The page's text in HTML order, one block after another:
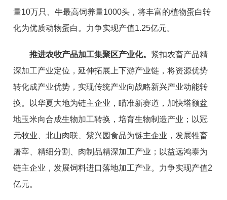
量10万只、牛最高饲养量1000头，将丰富的植物蛋白转
化为优质动物蛋白。 力争实现产值1.25亿元。
推进农牧产品加工集聚区产业化。 紧扣农畜产品精
深加工产业定位，延伸拓展上下游产业链，将资源优势
转化成产业优势， 实现传统产业向战略新兴产业动能转
换。以华夏大地为链主企业，瞄准新赛道，加快塔额盆
地玉米向合成生物加工转换，培育生物制造产业 ；以冠
元牧业、北山肉联、紫兴园食品为链主企业，发展牲畜
屠宰、精细分割、肉制品精深加工产业；以益远鸿泰为
链主企业，发展饲料进口落地加工产业。 力争实现产值2
亿元。